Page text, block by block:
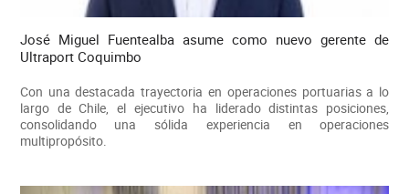
José Miguel Fuentealba asume como nuevo gerente de
Ultraport Coquimbo
Con una destacada trayectoria en operaciones portuarias a lo
largo de Chile, el ejecutivo ha liderado distintas posiciones,
consolidando una sólida experiencia en operaciones
multipropósito.